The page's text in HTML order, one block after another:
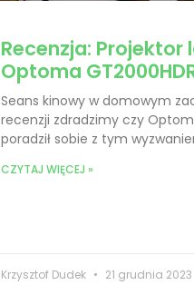
Recenzja: Projektor
Optoma
Seans kinowy w domowym
recenzji zdradzimy czy
poradził sobie z tym
CZYTAJ WIĘCEJ »
Krzysztof Dudek 21 grudnia 2023